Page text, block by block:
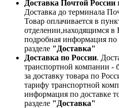
Доставка Почтой России
Доставка до терминала
Товар оплачивается в
отделении,находящимся в
подробная информация по
разделе "Доставка"
Доставка по России.
транспортной компании -
за доставку товара по
тарифу транспортной
информация по доставке
разделе "Доставка"